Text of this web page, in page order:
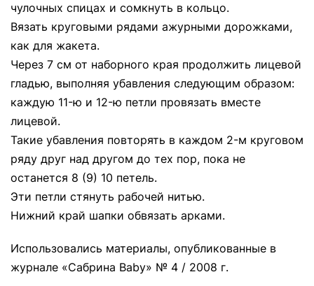
чулочных спицах и сомкнуть в кольцо.
Вязать круговыми рядами ажурными дорожками,
как для жакета.
Через 7 см от наборного края продолжить лицевой
гладью, выполняя убавления следующим образом:
каждую 11-ю и 12-ю петли провязать вместе
лицевой.
Такие убавления повторять в каждом 2-м круговом
ряду друг над другом до тех пор, пока не
останется 8 (9) 10 петель.
Эти петли стянуть рабочей нитью.
Нижний край шапки обвязать арками.
Использовались материалы, опубликованные в
журнале «Сабрина Baby» № 4 / 2008 г.